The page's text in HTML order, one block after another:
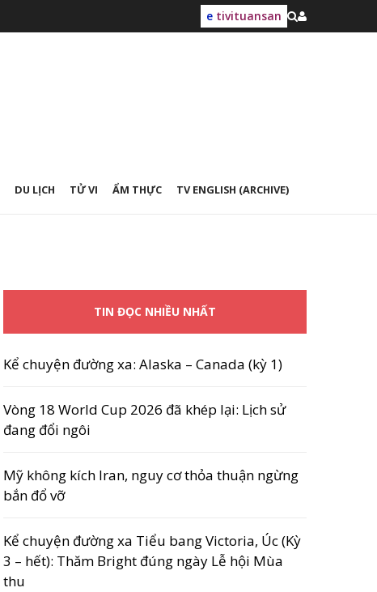
e tivituansan
DU LỊCH TỬ VI ẨM THỰC TV ENGLISH (ARCHIVE)
TIN ĐỌC NHIỀU NHẤT
Kể chuyện đường xa: Alaska – Canada (kỳ 1)
Vòng 18 World Cup 2026 đã khép lại: Lịch sử
đang đổi ngôi
Mỹ không kích Iran, nguy cơ thỏa thuận ngừng
bắn đổ vỡ
Kể chuyện đường xa Tiểu bang Victoria, Úc (Kỳ
3 – hết): Thăm Bright đúng ngày Lễ hội Mùa
thu